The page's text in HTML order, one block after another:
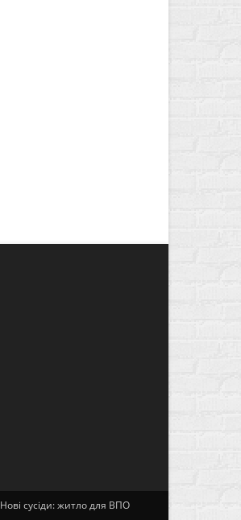
Нові сусіди: житло для ВПО